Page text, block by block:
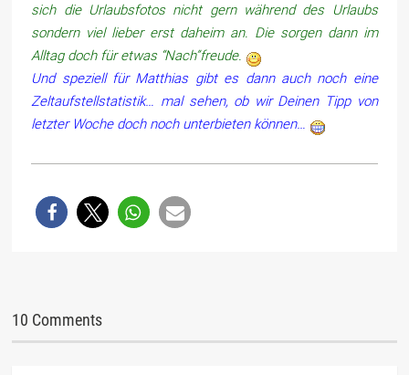
sich die Urlaubsfotos nicht gern während des Urlaubs
sondern viel lieber erst daheim an. Die sorgen dann im
Alltag doch für etwas “Nach”freude.
Und speziell für Matthias gibt es dann auch noch eine
Zeltaufstellstatistik… mal sehen, ob wir Deinen Tipp von
letzter Woche doch noch unterbieten können…
10 Comments